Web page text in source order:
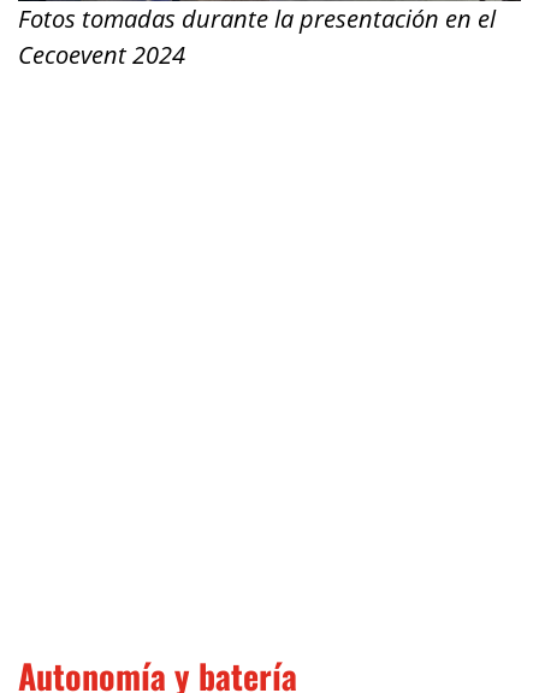
Fotos tomadas durante la presentación en el
Cecoevent 2024
Autonomía y batería